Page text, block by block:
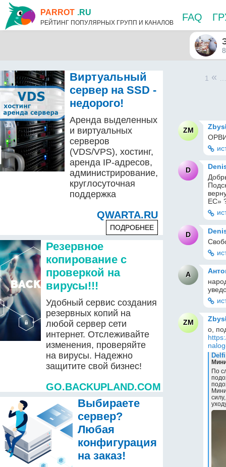
PARROT .RU
РЕЙТИНГ ПОПУЛЯРНЫХ ГРУПП И КАНАЛОВ FAQ
Виртуальный
сервер на SSD -
недорого!
Аренда выделенных
и виртуальных
серверов
(VDS/VPS), хостинг,
аренда IP-адресов,
администрирование,
круглосуточная
поддержка
QWARTA.RU
ПОДРОБНЕЕ
Резервное
копирование с
проверкой на
вирусы!!!
Удобный сервис создания
резервных копий на
любой сервер сети
интернет. Отслеживайте
изменения, проверяйте
на вирусы. Надежно
защитите свой бизнес!
GO.BACKUPLAND.COM
Выбираете
сервер?
Любая
конфигурация
на заказ!
1 «
ZM
D
ЕС»
D
А
ZM
По